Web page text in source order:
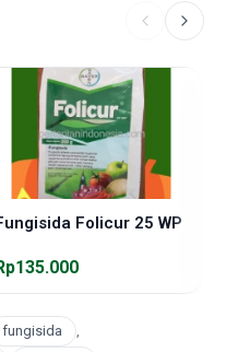
Folicur 25 WP
fungisida
,